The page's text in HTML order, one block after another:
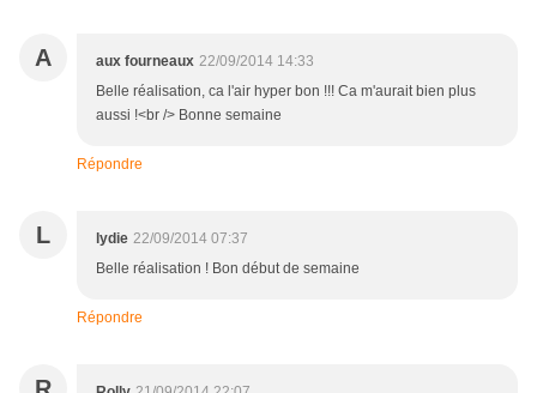
A aux fourneaux 22/09/2014 14:33
Belle réalisation, ca l'air hyper bon !!! Ca m'aurait bien plus
aussi !<br /> Bonne semaine
Répondre
L lydie 22/09/2014 07:37
Belle réalisation ! Bon début de semaine
Répondre